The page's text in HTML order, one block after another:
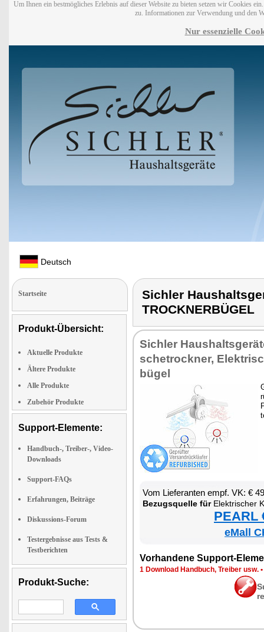
Um Ihnen ein bestmögliches Erlebnis auf dieser Website zu bieten setzen wir Cookies
zu. Informationen zur Verwendung und den
Nur essenzielle
Deutsch
Startseite
Produkt-Übersicht:
Aktuelle Produkte
Ältere Produkte
Alle Produkte
Zubehör Produkte
Support-Elemente:
Handbuch-, Treiber-, Video-
Downloads
Support-FAQs
Erfahrungen, Beiträge
Diskussions-Forum
Testergebnisse aus Tests &
Testberichten
Produkt-Suche:
Sichler
TROCKNERBÜGEL
Sich­ler
sche­trock­ner,
bü­gel
Vom Lie­fe­ran­ten empf. VK: €
Be­zugs­quel­le fürElek­tri­scher
PEARL
eMall
Vor­han­de­ne Sup­port-
1 Down­load Hand­buch, Trei­ber usw. •